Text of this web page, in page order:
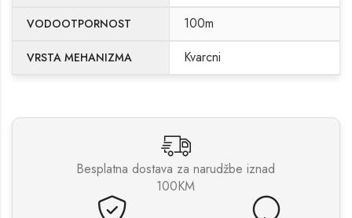
VODOOTPORNOST 100m
VRSTA MEHANIZMA Kvarcni
Besplatna dostava za narudžbe iznad
100KM